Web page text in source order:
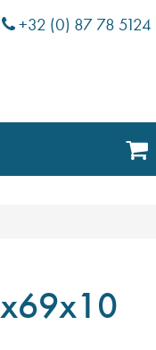
Phone
+32 (0) 87 78 5124